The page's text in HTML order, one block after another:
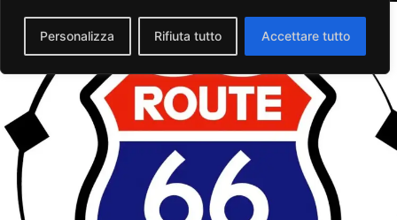
Personalizza Rifiuta tutto Accettare tutto